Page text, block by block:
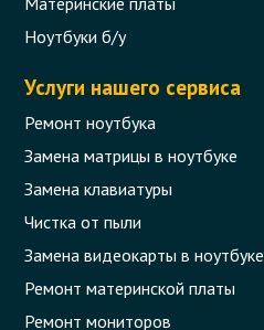
Ноутбуки б/у
Услуги нашего сервиса
Ремонт ноутбука
Замена матрицы в ноутбуке
Замена клавиатуры
Чистка от пыли
Замена видеокарты в ноутбуке
Ремонт материнской платы
Ремонт мониторов